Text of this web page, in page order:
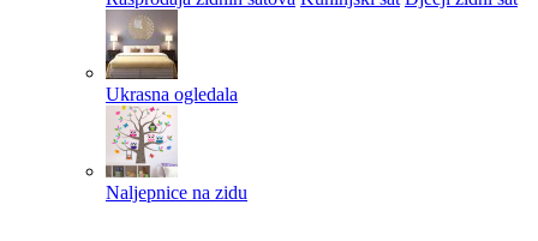
Ukrasna ogledala
Naljepnice na zidu